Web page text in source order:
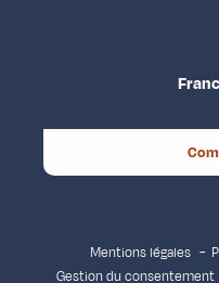
Mentions légales
Gestion du consentement